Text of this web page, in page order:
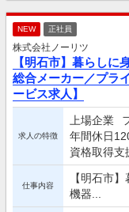
NEW 正社員
株式会社ノーリツ
【明石市】暮らし
総合メーカー／プラ
ービス求人】
求人の特徴
上場企業
年間休日
資格取得支
仕事内容
【明石市
機器...